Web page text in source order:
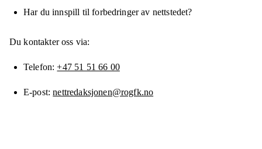
Har du innspill til forbedringer av nettstedet?
Du kontakter oss via:
Telefon +47 51 51 66 00
E-post nettredaksjonen@rogfk.no